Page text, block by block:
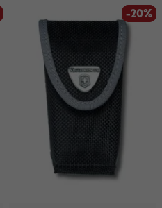
-20%
-20%